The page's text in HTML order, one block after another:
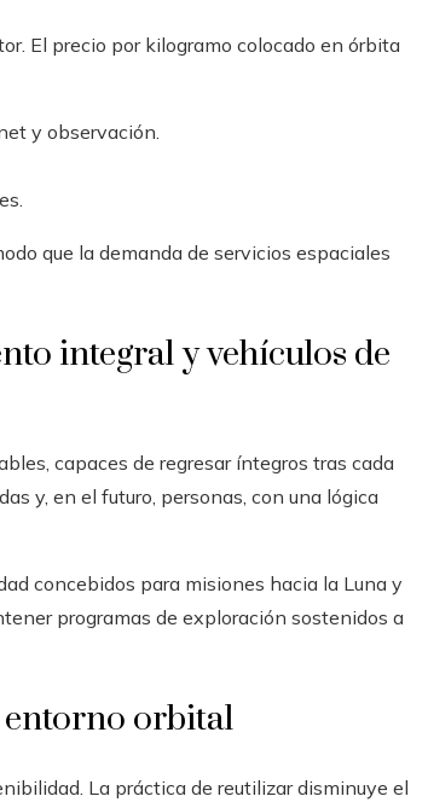
El precio por kilogramo colocado en órbita
y observación.
que la demanda de servicios espaciales
integral y vehículos de
capaces de regresar íntegros tras cada
y, en el futuro, personas, con una lógica
concebidos para misiones hacia la Luna y
programas de exploración sostenidos a
orbital
La práctica de reutilizar disminuye el